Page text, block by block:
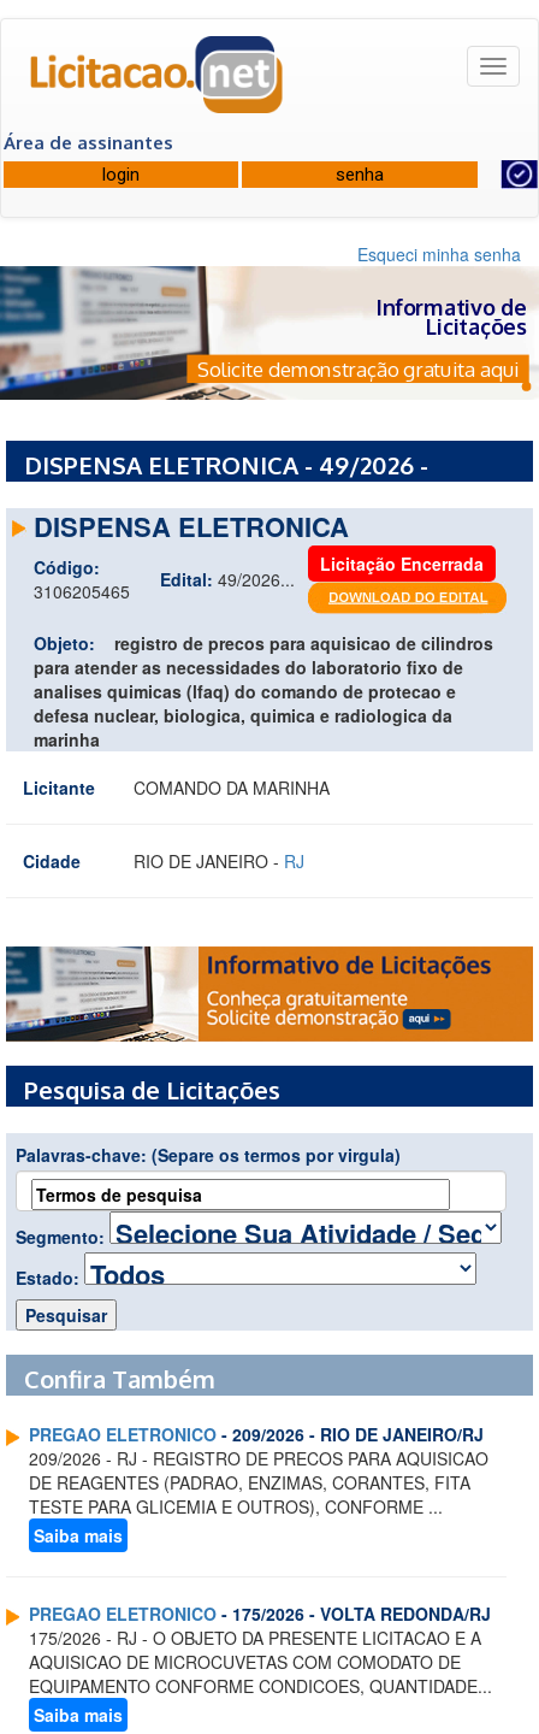
Área de assinantes
Esqueci minha senha
Informativo de
Licitações
Solicite demonstração gratuita aqui
DISPENSA ELETRONICA - 49/2026 -
DISPENSA ELETRONICA
Código:
3106205465
Edital: 49/2026...
Licitação Encerrada
Objeto:
registro de precos para aquisicao de cilindros
para atender as necessidades do laboratorio fixo de
analises quimicas (lfaq) do comando de protecao e
defesa nuclear, biologica, quimica e radiologica da
marinha
Licitante
COMANDO DA MARINHA
Cidade RIO DE JANEIRO - RJ
Pesquisa de Licitações
Palavras-chave: (Separe os termos por virgula)
Segmento:
Estado:
Confira Também
PREGAO ELETRONICO - 209/2026 - RIO DE JANEIRO/RJ
209/2026 - RJ - REGISTRO DE PRECOS PARA AQUISICAO
DE REAGENTES (PADRAO, ENZIMAS, CORANTES, FITA
TESTE PARA GLICEMIA E OUTROS), CONFORME ...
Saiba mais
PREGAO ELETRONICO - 175/2026 - VOLTA REDONDA/RJ
175/2026 - RJ - O OBJETO DA PRESENTE LICITACAO E A
AQUISICAO DE MICROCUVETAS COM COMODATO DE
EQUIPAMENTO CONFORME CONDICOES, QUANTIDADE...
Saiba mais